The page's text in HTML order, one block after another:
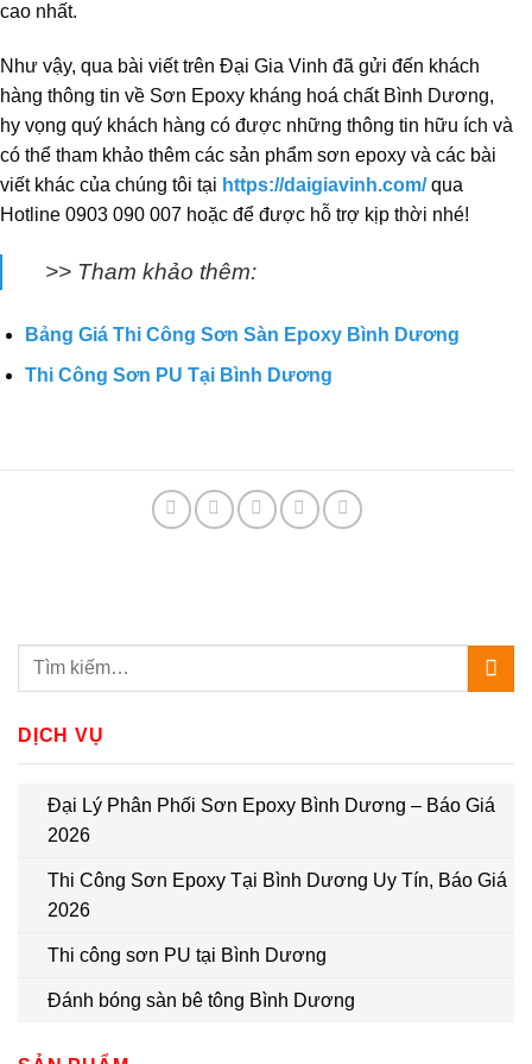
cao nhất.
Như vậy, qua bài viết trên Đại Gia Vinh đã gửi đến khách
hàng thông tin về Sơn Epoxy kháng hoá chất Bình Dương,
hy vọng quý khách hàng có được những thông tin hữu ích và
có thể tham khảo thêm các sản phẩm sơn epoxy và các bài
viết khác của chúng tôi tại https://daigiavinh.com/qua
Hotline 0903 090 007 hoặc để được hỗ trợ kịp thời nhé!
>> Tham khảo thêm:
Bảng Giá Thi Công Sơn Sàn Epoxy Bình Dương
Thi Công Sơn PU Tại Bình Dương
DỊCH VỤ
Đại Lý Phân Phối Sơn Epoxy Bình Dương – Báo Giá
2026
Thi Công Sơn Epoxy Tại Bình Dương Uy Tín, Báo Giá
2026
Thi công sơn PU tại Bình Dương
Đánh bóng sàn bê tông Bình Dương